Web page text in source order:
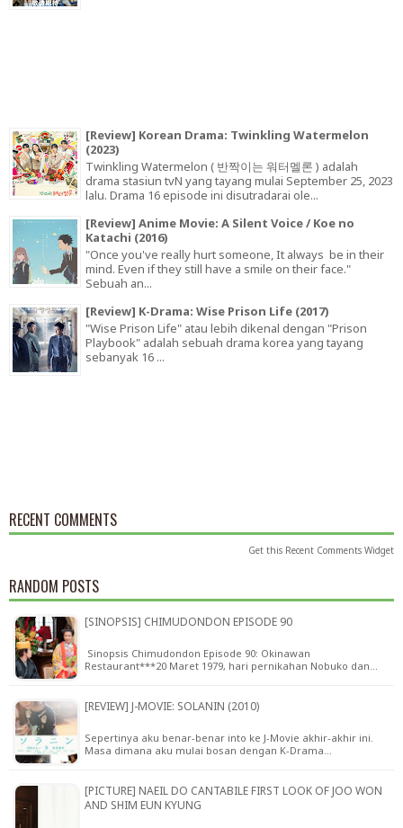
[Review] Korean Drama: Twinkling Watermelon
(2023)
Twinkling Watermelon ( 반짝이는 워터멜론 ) adalah
drama stasiun tvN yang tayang mulai September 25, 2023
lalu. Drama 16 episode ini disutradarai ole...
[Review] Anime Movie: A Silent Voice / Koe no
Katachi (2016)
"Once you've really hurt someone, It always be in their
mind. Even if they still have a smile on their face."
Sebuah an...
[Review] K-Drama: Wise Prison Life (2017)
"Wise Prison Life" atau lebih dikenal dengan "Prison
Playbook" adalah sebuah drama korea yang tayang
sebanyak 16 ...
RECENT COMMENTS
Get this Recent Comments Widget
RANDOM POSTS
[SINOPSIS] CHIMUDONDON EPISODE 90
Sinopsis Chimudondon Episode 90: Okinawan
Restaurant***20 Maret 1979, hari pernikahan Nobuko dan…
[REVIEW] J-MOVIE: SOLANIN (2010)
Sepertinya aku benar-benar into ke J-Movie akhir-akhir ini.
Masa dimana aku mulai bosan dengan K-Drama…
[PICTURE] NAEIL DO CANTABILE FIRST LOOK OF JOO WON
AND SHIM EUN KYUNG